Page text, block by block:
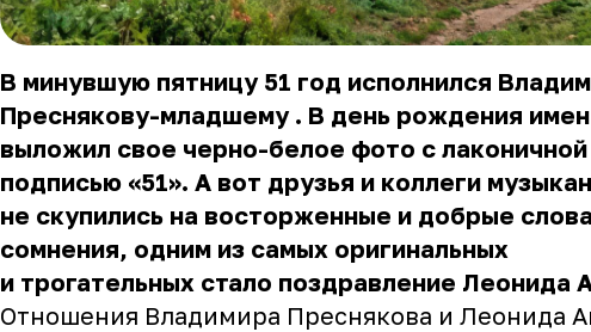
В минувшую пятницу 51 год исполнился
Преснякову-младшему . В день рождения
выложил свое черно-белое фото с лаконичной
подписью «51». А вот друзья и коллеги
не скупились на восторженные и добрые
сомнения, одним из самых оригинальных
и трогательных стало поздравление Леонида
Отношения Владимира Преснякова и Леонида